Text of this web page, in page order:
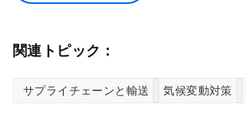
関連トピック：
サプライチェーンと輸送 気候変動対策